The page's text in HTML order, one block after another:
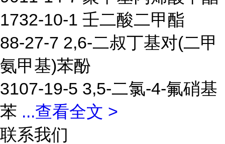
1732-10-1 壬二酸二甲酯
88-27-7 2,6-二叔丁基对(二甲
氨甲基)苯酚
3107-19-5 3,5-二氯-4-氟硝基
苯 ...查看全文 >
联系我们